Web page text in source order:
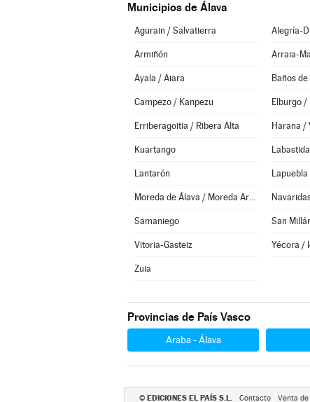
Municipios de Álava
Agurain / Salvatierra Alegría-
Armiñón Arraia-
Ayala / Aiara Baños
Campezo / Kanpezu Elburgo /
Erriberagoitia / Ribera Alta Harana /
Kuartango
Lantarón
Moreda de Álava / Moreda Araba
Samaniego San
Vitoria-Gasteiz Yécora /
Zuia
Provincias de País Vasco
Araba - Álava
© EDICIONES EL PAÍS S.L. Contacto Venta